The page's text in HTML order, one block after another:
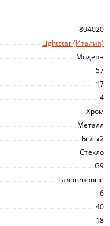
804020
Lightstar (Италия)
Модерн
57
17
4
Хром
Металл
Белый
Стекло
G9
Галогеновые
6
40
18